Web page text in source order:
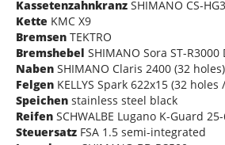
Kassetenzahnkranz SHIMANO CS-
Kette KMC X9
Bremsen TEKTRO
Bremshebel SHIMANO Sora ST-
Naben SHIMANO Claris 2400 (32 holes)
Felgen KELLYS Spark 622x15 (32 holes
Speichen stainless steel black
Reifen SCHWALBE Lugano K-Guard
Steuersatz FSA 1.5 semi-integrated